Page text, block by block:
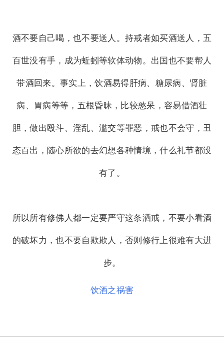
酒不要自己喝，也不要送人。持戒者如买酒送人，五
百世没有手，成为蚯蚓等软体动物。出国也不要帮人
带酒回来。事实上，饮酒易得肝病、糖尿病、肾脏
病、胃病等等，五根昏昧，比较憨呆，容易借酒壮
胆，做出殴斗、淫乱、滥交等罪恶，戒也不会守，丑
态百出，随心所欲的去幻想各种情境，什么礼节都没
有了。
所以所有修佛人都一定要严守这条洒戒，不要小看酒
的破坏力，也不要自欺欺人，否则修行上很难有大进
步。
饮酒之祸害